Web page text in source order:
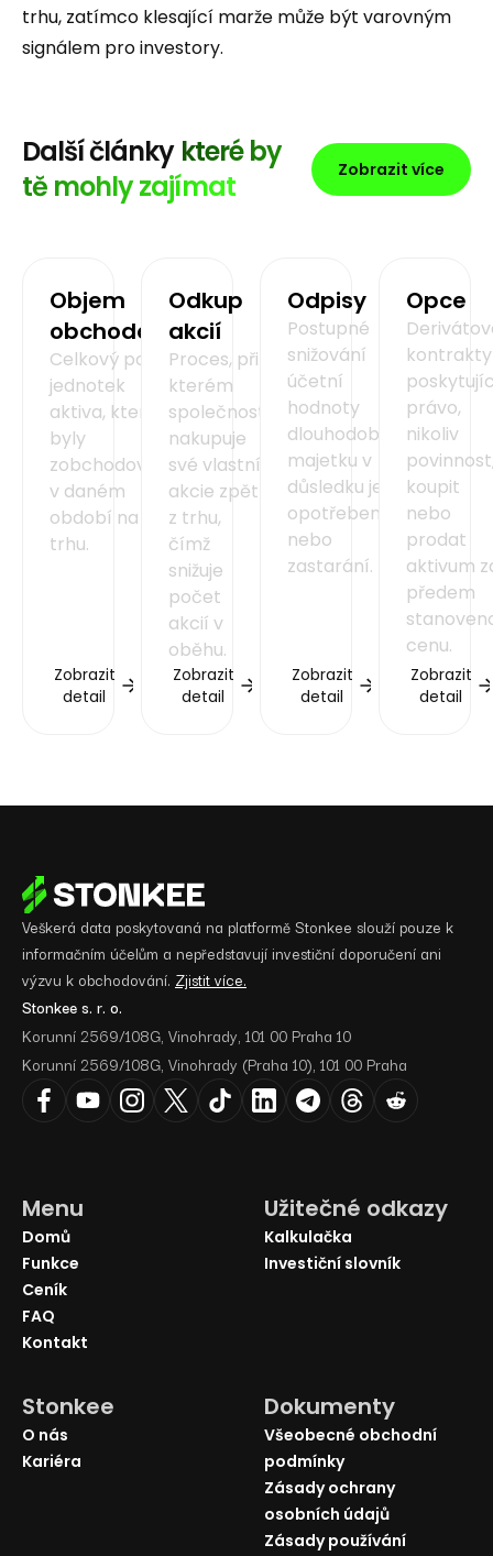
trhu, zatímco klesající marže může být varovným
signálem pro investory.
Další články které by
tě mohly zajímat
Zobrazit více
Objem
obchodování
Celkový počet
jednotek
aktiva, které
byly
zobchodovány
v daném
období na
trhu.
Zobrazit
detail
Odkup
akcií
Proces, při
kterém
společnost
nakupuje
své vlastní
akcie zpět
z trhu,
čímž
snižuje
počet
akcií v
oběhu.
Zobrazit
detail
Odpisy
Postupné
snižování
účetní
hodnoty
dlouhodobého
majetku v
důsledku jeho
opotřebení
nebo
zastarání.
Zobrazit
detail
Opce
kontrakty
právo,
nikoliv
koupit
nebo
prodat
aktivum
předem
cenu.
Zobrazit
detail
Veškerá data poskytovaná na platformě Stonkee slouží pouze k
informačním účelům a nepředstavují investiční doporučení ani
výzvu k obchodování. Zjistit více.
Stonkee s. r. o.
Korunní 2569/108G, Vinohrady, 101 00 Praha 10
Korunní 2569/108G, Vinohrady (Praha 10), 101 00 Praha
Menu
Domů
Funkce
Ceník
FAQ
Kontakt
Užitečné odkazy
Kalkulačka
Investiční slovník
Stonkee
O nás
Kariéra
Dokumenty
Všeobecné obchodní
podmínky
Zásady ochrany
osobních údajů
Zásady používání